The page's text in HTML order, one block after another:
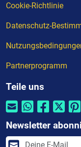
Cookie-Richtlinie
Datenschutz-
Partnerprogramm
Teile uns
Newsletter